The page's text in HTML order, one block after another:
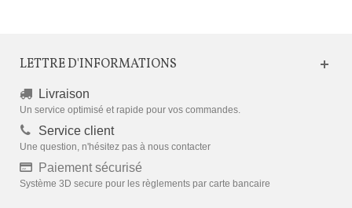
LETTRE D'INFORMATIONS
Livraison
Un service optimisé et rapide pour vos commandes.
Service client
Une question, n'hésitez pas à nous contacter
Paiement sécurisé
Système 3D secure pour les règlements par carte bancaire